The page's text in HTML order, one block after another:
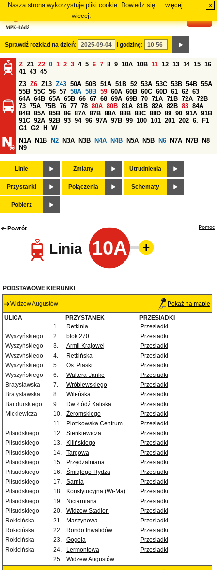
Nasza strona wykorzystuje pliki cookie. Dowiedz się
więcej.
więcej x
Sprawdź rozkład na dzień: i godzinę:
Z Z1 Z2 0 1 2 3 4 5 6 7 8 9 10A 10B 11 12 13 14 15 16
41 43 45
Z3 Z6 Z13 Z43 50A 50B 51A 51B 52 53A 53C 53B 54B 55A
55B 55C 56 57 58A 58B 59 60A 60B 60C 60D 61 62 63
64A 64B 65A 65B 66 67 68 69A 69B 70 71A 71B 72A 72B
73 75A 75B 76 77 78 80A 80B 81A 81B 82A 82B 83 84A
84B 85A 85B 86 87A 87B 88A 88B 88C 88D 89 90 91A 91B
91C 92A 92B 93 94 96 97A 97B 99 100 101 201 202 6.
F1
G1 G2 H
W
N1A
N1B N2 N3A N3B N4A N4B N5A N5B N6 N7A N7B
N8
N9
Linie Zmiany Utrudnienia
Przystanki Połączenia Schematy
Pobierz
Powrót
Linia 10A
Pomoc
PODSTAWOWE KIERUNKI
Widzew Augustów Pokaż na mapie
ULICA PRZYSTANEK
PRZESIADKI
1.
Retkinia
Przesiadki
Wyszyńskiego
2. blok 270
Przesiadki
Wyszyńskiego
3. Armii Krajowej
Przesiadki
Wyszyńskiego
4. Retkińska
Przesiadki
Wyszyńskiego
5. Os. Piaski
Przesiadki
Wyszyńskiego
6. Waltera-Janke
Przesiadki
Bratysławska
7. Wróblewskiego
Przesiadki
Bratysławska
8. Wileńska
Przesiadki
Bandurskiego
9. Dw. Łódź Kaliska
Przesiadki
Mickiewicza
10. Żeromskiego
Przesiadki
11.
Piotrkowska Centrum
Przesiadki
Piłsudskiego
12. Sienkiewicza
Przesiadki
Piłsudskiego
13. Kilińskiego
Przesiadki
Piłsudskiego
14. Targowa
Przesiadki
Piłsudskiego
15. Przędzalniana
Przesiadki
Piłsudskiego
16. Śmigłego-Rydza
Przesiadki
Piłsudskiego
17. Sarnia
Przesiadki
Piłsudskiego
18. Konstytucyjna (Wi-Ma)
Przesiadki
Piłsudskiego
19. Niciarniana
Przesiadki
Piłsudskiego
20. Widzew Stadion
Przesiadki
Rokicińska
21. Maszynowa
Przesiadki
Rokicińska
22. Rondo Inwalidów
Przesiadki
Rokicińska
23. Gogola
Przesiadki
Rokicińska
24. Lermontowa
Przesiadki
25.
Widzew Augustów